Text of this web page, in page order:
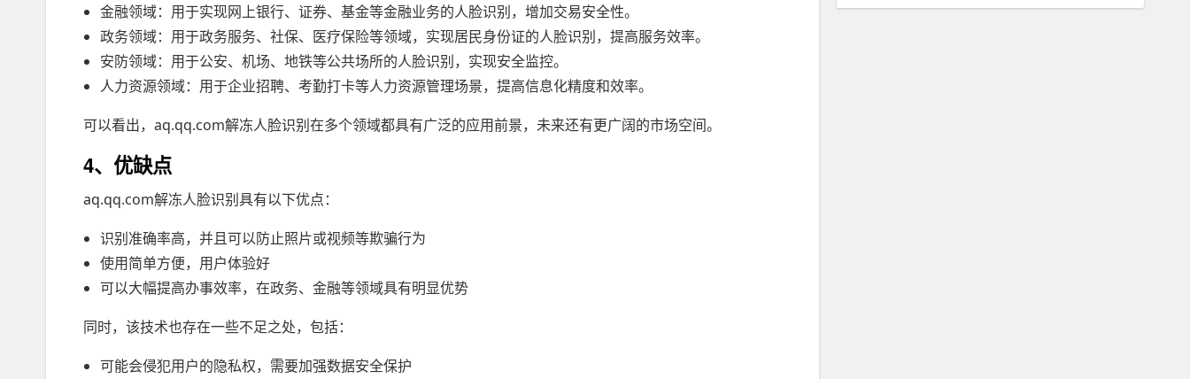
金融领域：用于实现网上银行、证券、基金等金融业务的人脸识别，增加交易安全性。
政务领域：用于政务服务、社保、医疗保险等领域，实现居民身份证的人脸识别，提高服务效率。
安防领域：用于公安、机场、地铁等公共场所的人脸识别，实现安全监控。
人力资源领域：用于企业招聘、考勤打卡等人力资源管理场景，提高信息化精度和效率。
可以看出，aq.qq.com解冻人脸识别在多个领域都具有广泛的应用前景，未来还有更广阔的市场空间。
4、优缺点
aq.qq.com解冻人脸识别具有以下优点：
识别准确率高，并且可以防止照片或视频等欺骗行为
使用简单方便，用户体验好
可以大幅提高办事效率，在政务、金融等领域具有明显优势
同时，该技术也存在一些不足之处，包括：
可能会侵犯用户的隐私权，需要加强数据安全保护